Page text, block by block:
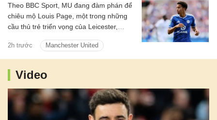
2h trước Manchester United
Theo BBC Sport, MU đang đàm phán để
chiêu mộ Louis Page, một trong những
cầu thủ trẻ triển vọng của Leicester,
Video